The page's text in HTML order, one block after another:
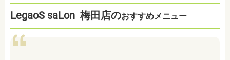
LegaoS saLon 梅田店のおすすめメニュー